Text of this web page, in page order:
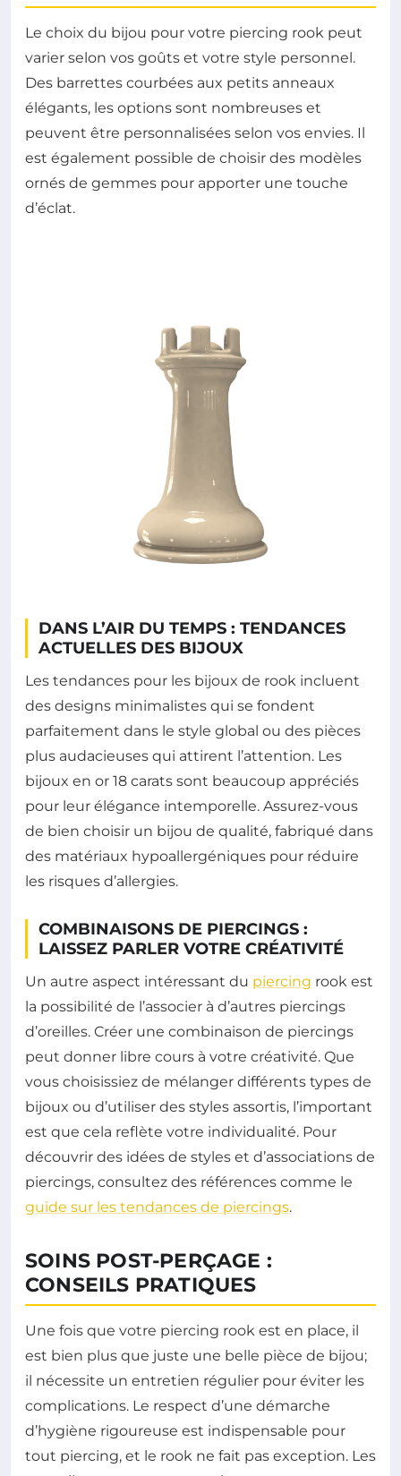
Le choix du bijou pour votre piercing rook peut
varier selon vos goûts et votre style personnel.
Des barrettes courbées aux petits anneaux
élégants, les options sont nombreuses et
peuvent être personnalisées selon vos envies. Il
est également possible de choisir des modèles
ornés de gemmes pour apporter une touche
d’éclat.
DANS L’AIR DU TEMPS : TENDANCES
ACTUELLES DES BIJOUX
Les tendances pour les bijoux de rook incluent
des designs minimalistes qui se fondent
parfaitement dans le style global ou des pièces
plus audacieuses qui attirent l’attention. Les
bijoux en or 18 carats sont beaucoup appréciés
pour leur élégance intemporelle. Assurez-vous
de bien choisir un bijou de qualité, fabriqué dans
des matériaux hypoallergéniques pour réduire
les risques d’allergies.
COMBINAISONS DE PIERCINGS :
LAISSEZ PARLER VOTRE CRÉATIVITÉ
Un autre aspect intéressant du piercing rook est
la possibilité de l’associer à d’autres piercings
d’oreilles. Créer une combinaison de piercings
peut donner libre cours à votre créativité. Que
vous choisissiez de mélanger différents types de
bijoux ou d’utiliser des styles assortis, l’important
est que cela reflète votre individualité. Pour
découvrir des idées de styles et d’associations de
piercings, consultez des références comme le
guide sur les tendances de piercings.
SOINS POST-PERÇAGE :
CONSEILS PRATIQUES
Une fois que votre piercing rook est en place, il
est bien plus que juste une belle pièce de bijou;
il nécessite un entretien régulier pour éviter les
complications. Le respect d’une démarche
d’hygiène rigoureuse est indispensable pour
tout piercing, et le rook ne fait pas exception. Les